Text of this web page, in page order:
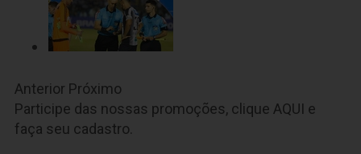
Anterior Próximo
Participe das nossas promoções, clique AQUI e
faça seu cadastro.